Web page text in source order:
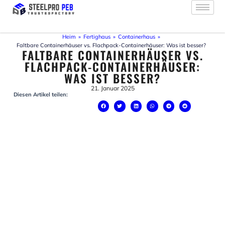
Zum
springen
Heim » Fertighaus » Containerhaus »
Faltbare Containerhäuser vs. Flachpack-Containerhäuser: Was ist besser?
FALTBARE CONTAINERHÄUSER VS.
FLACHPACK-CONTAINERHÄUSER:
WAS IST BESSER?
21. Januar 2025
Diesen Artikel teilen: